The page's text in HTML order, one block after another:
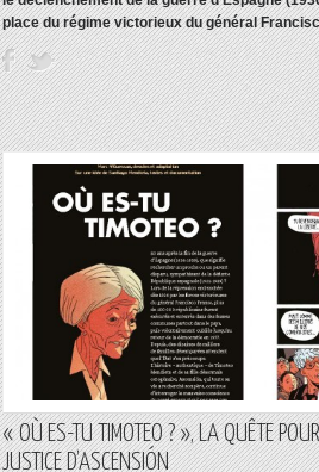
place du régime victorieux du général
« OÙ ES-TU TIMOTEO ? », LA QUÊTE
JUSTICE D’ASCENSIÓN